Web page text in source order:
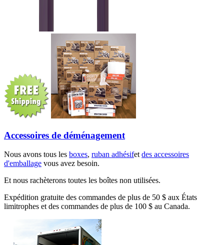
Accessoires de déménagement
Nous avons tous les boxes, ruban adhésifetdes accessoires
d'emballage vous avez besoin.
Et nous rachèterons toutes les boîtes non utilisées.
Expédition gratuite des commandes de plus de 50 $ aux États
limitrophes et des commandes de plus de 100 $ au Canada.